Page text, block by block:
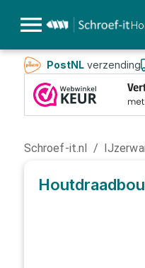
PostNLverzending
Schroef-it.nl /